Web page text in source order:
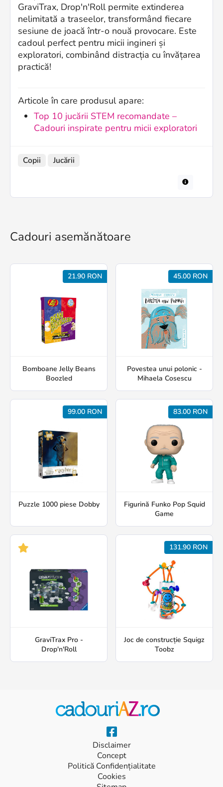
GraviTrax, Drop'n'Roll permite extinderea
nelimitată a traseelor, transformând fiecare
sesiune de joacă într-o nouă provocare. Este
cadoul perfect pentru micii ingineri și
exploratori, combinând distracția cu învățarea
practică!
Articole în care produsul apare:
Top 10 jucării STEM recomandate –
Cadouri inspirate pentru micii exploratori
Copii Jucării
Cadouri asemănătoare
21.90 RON
Bomboane Jelly Beans
Boozled
45.00 RON
Povestea unui polonic -
Mihaela Cosescu
99.00 RON
Puzzle 1000 piese Dobby
83.00 RON
Figurină Funko Pop Squid
Game
GraviTrax Pro -
Drop'n'Roll
131.90 RON
Joc de construcție Squigz
Toobz
Disclaimer
Concept
Politică Confidențialitate
Cookies